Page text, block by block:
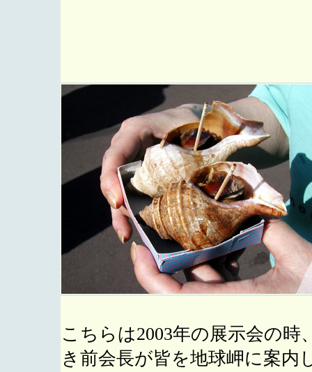
こちらは2003年の展示会の時
き前会長が皆を地球岬に案内